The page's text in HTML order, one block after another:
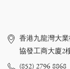
香港九龍灣大
協發工商大廈2
(852) 2796 8868